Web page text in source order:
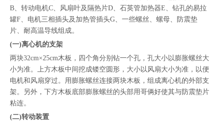
B、转动电机C、风扇叶及隔热片D、石英管加热器E、钻孔的易拉
罐F、电机三相插头及加热管插头G、一些螺丝、螺母、防震垫
片、耐高温导线组成。
(一)离心机的支架
两块32cm×25cm木板，四个角分别钻一个孔，孔大小以膨胀螺丝大
小为准。上方木板中间挖成镂空圆形，大小以风扇大小为准，以便
电机和风扇穿过。用膨胀螺丝连接两块木板，组成离心机的外部支
架。另外，下方木板底部膨胀螺丝的头部用哥俩好使其与防震垫片
粘连。
(二)转动装置